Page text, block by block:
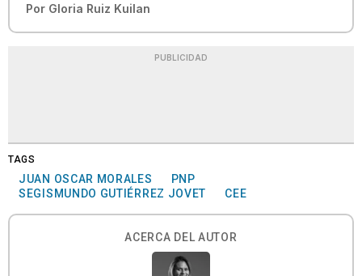
Por Gloria Ruiz Kuilan
PUBLICIDAD
TAGS
JUAN OSCAR MORALES
PNP
SEGISMUNDO GUTIÉRREZ JOVET
CEE
ACERCA DEL AUTOR